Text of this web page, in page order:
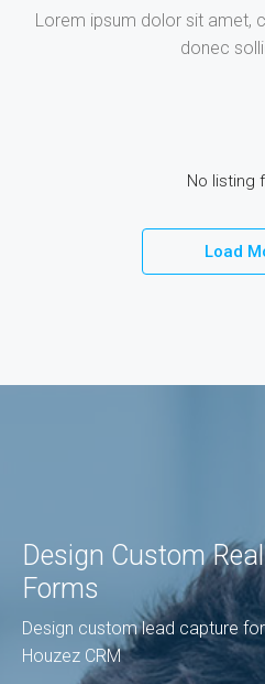
Lorem ipsum dolor sit amet,
donec
No listing
Load
Design Custom
Forms
Design custom lead capture
Houzez CRM